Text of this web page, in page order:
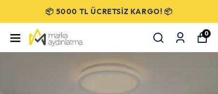
📦 5000 TL ÜCRETSİZ KARGO! 📦
0